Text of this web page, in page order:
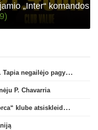
„Inter“ komandos
Argentinos federacijos prezidentas C. Tapia negailėjo pagyrų G. Infantino
P. Chavarria
Prie „Club Brugge“ prisijungs „Mallorca“ klube atsiskleidęs J. Virgili